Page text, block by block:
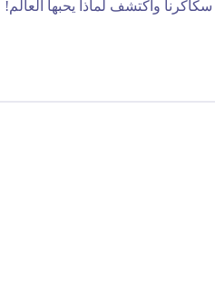
واكتشف لماذا يحبها العالم!